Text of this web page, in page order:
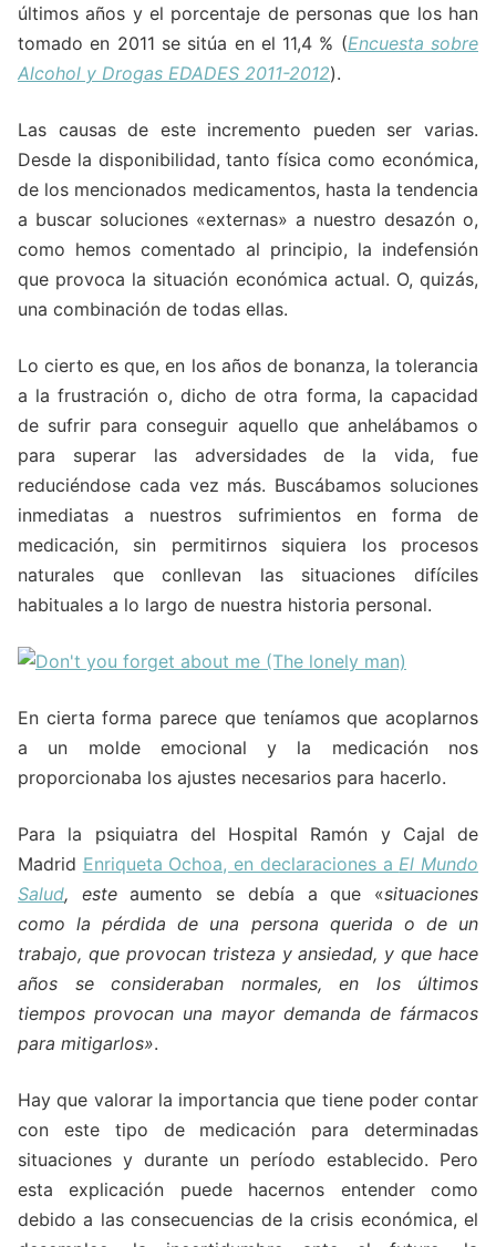
últimos años y el porcentaje de personas que los han
tomado en 2011 se sitúa en el 11,4 % (Encuesta sobre
Alcohol y Drogas EDADES 2011-2012).
Las causas de este incremento pueden ser varias.
Desde la disponibilidad, tanto física como económica,
de los mencionados medicamentos, hasta la tendencia
a buscar soluciones «externas» a nuestro desazón o,
como hemos comentado al principio, la indefensión
que provoca la situación económica actual. O, quizás,
una combinación de todas ellas.
Lo cierto es que, en los años de bonanza, la tolerancia
a la frustración o, dicho de otra forma, la capacidad
de sufrir para conseguir aquello que anhelábamos o
para superar las adversidades de la vida, fue
reduciéndose cada vez más. Buscábamos soluciones
inmediatas a nuestros sufrimientos en forma de
medicación, sin permitirnos siquiera los procesos
naturales que conllevan las situaciones difíciles
habituales a lo largo de nuestra historia personal.
En cierta forma parece que teníamos que acoplarnos
a un molde emocional y la medicación nos
proporcionaba los ajustes necesarios para hacerlo.
Para la psiquiatra del Hospital Ramón y Cajal de
Madrid Enriqueta Ochoa, en declaraciones a El Mundo
Salud, esteaumento se debía a que «situaciones
como la pérdida de una persona querida o de un
trabajo, que provocan tristeza y ansiedad, y que hace
años se consideraban normales, en los últimos
tiempos provocan una mayor demanda de fármacos
para mitigarlos».
Hay que valorar la importancia que tiene poder contar
con este tipo de medicación para determinadas
situaciones y durante un período establecido. Pero
esta explicación puede hacernos entender como
debido a las consecuencias de la crisis económica, el